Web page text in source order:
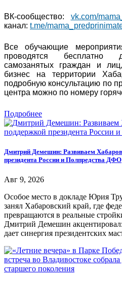
ВК-сообщество: vk.com/
канал: t.me/
Все обучающие
проводятся бесплатно
самозанятых граждан и
бизнес на территории
подробную консультацию по
центра можно по номеру
Подробнее
Дмитрий Демешин: Развиваем
президента России и Полпредства ДФО
Авг 9, 2026
Особое место в докладе Юрия
занял Хабаровский край, где
превращаются в реальные
Дмитрий Демешин
дает синергия президентских